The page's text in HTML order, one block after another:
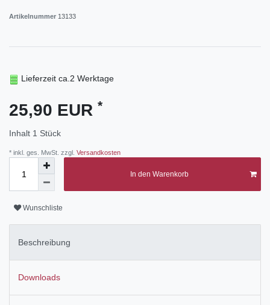
Artikelnummer 13133
Lieferzeit ca.2 Werktage
25,90 EUR *
Inhalt 1 Stück
* inkl. ges. MwSt. zzgl. Versandkosten
In den Warenkorb
Wunschliste
Beschreibung
Downloads